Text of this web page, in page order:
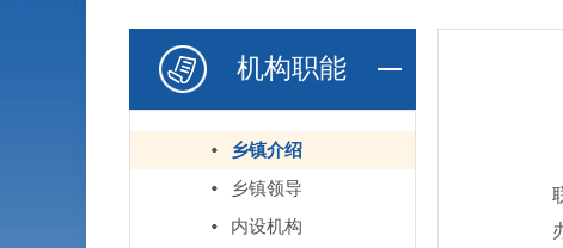
机构职能
乡镇介绍
乡镇领导
内设机构
联
办